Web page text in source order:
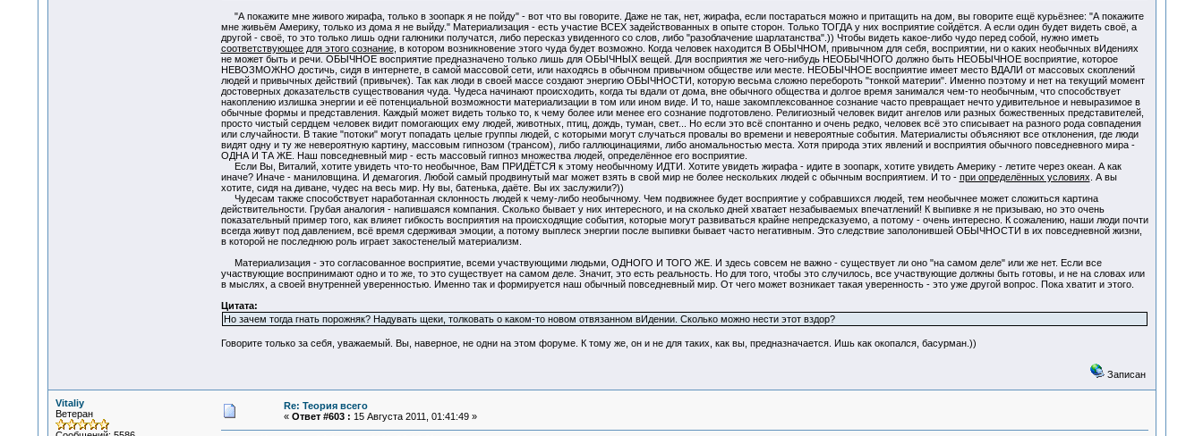
"А покажите мне живого жирафа, только в зоопарк я не пойду" - вот что вы говорите. Даже не так, нет, жирафа, если постараться можно и притащить на дом, вы говорите ещё курьёзнее: "А покажите
мне живьём Америку, только из дома я не выйду." Материализация - есть участие ВСЕХ задействованных в опыте сторон. Только ТОГДА у них восприятие сойдётся. А если один будет видеть своё, а
другой - своё, то это только лишь одни галюники получатся, либо пересказ увиденного со слов, либо "разоблачение шарлатанства".)) Чтобы видеть какое-либо чудо перед собой, нужно иметь
соответствующее для этого сознание, в котором возникновение этого чуда будет возможно. Когда человек находится В ОБЫЧНОМ, привычном для себя, восприятии, ни о каких необычных вИдениях
не может быть и речи. ОБЫЧНОЕ восприятие предназначено только лишь для ОБЫЧНЫХ вещей. Для восприятия же чего-нибудь НЕОБЫЧНОГО должно быть НЕОБЫЧНОЕ восприятие, которое
НЕВОЗМОЖНО достичь, сидя в интернете, в самой массовой сети, или находясь в обычном привычном обществе или месте. НЕОБЫЧНОЕ восприятие имеет место ВДАЛИ от массовых скоплений
людей и привычных действий (привычек). Так как люди в своей массе создают энергию ОБЫЧНОСТИ, которую весьма сложно перебороть "тонкой материи". Именно поэтому и нет на текущий момент
достоверных доказательств существования чуда. Чудеса начинают происходить, когда ты вдали от дома, вне обычного общества и долгое время занимался чем-то необычным, что способствует
накоплению излишка энергии и её потенциальной возможности материализации в том или ином виде. И то, наше закомплексованное сознание часто превращает нечто удивительное и невыразимое в
обычные формы и представления. Каждый может видеть только то, к чему более или менее его сознание подготовлено. Религиозный человек видит ангелов или разных божественных представителей,
просто чистый сердцем человек видит помогающих ему людей, животных, птиц, дождь, туман, свет... Но если это всё спонтанно и очень редко, человек всё это списывает на разного рода совпадения
или случайности. В такие "потоки" могут попадать целые группы людей, с которыми могут случаться провалы во времени и невероятные события. Материалисты объясняют все отклонения, где люди
видят одну и ту же невероятную картину, массовым гипнозом (трансом), либо галлюцинациями, либо аномальностью места. Хотя природа этих явлений и восприятия обычного повседневного мира -
ОДНА И ТА ЖЕ. Наш повседневный мир - есть массовый гипноз множества людей, определённое его восприятие.
Если Вы, Виталий, хотите увидеть что-то необычное, Вам ПРИДЁТСЯ к этому необычному ИДТИ. Хотите увидеть жирафа - идите в зоопарк, хотите увидеть Америку - летите через океан. А как
иначе? Иначе - маниловщина. И демагогия. Любой самый продвинутый маг может взять в свой мир не более нескольких людей с обычным восприятием. И то - при определённых условиях . А вы
хотите, сидя на диване, чудес на весь мир. Ну вы, батенька, даёте. Вы их заслужили?))
Чудесам также способствует наработанная склонность людей к чему-либо необычному. Чем подвижнее будет восприятие у собравшихся людей, тем необычнее может сложиться картина
действительности. Грубая аналогия - напившаяся компания. Сколько бывает у них интересного, и на сколько дней хватает незабываемых впечатлений! К выпивке я не призываю, но это очень
показательный пример того, как влияет гибкость восприятия на происходящие события, которые могут развиваться крайне непредсказуемо, а потому - очень интересно. К сожалению, наши люди почти
всегда живут под давлением, всё время сдерживая эмоции, а потому выплеск энергии после выпивки бывает часто негативным. Это следствие заполонившей ОБЫЧНОСТИ в их повседневной жизни,
в которой не последнюю роль играет закостенелый материализм.
Материализация - это согласованное восприятие, всеми участвующими людьми, ОДНОГО И ТОГО ЖЕ. И здесь совсем не важно - существует ли оно "на самом деле" или же нет. Если все
участвующие воспринимают одно и то же, то это существует на самом деле. Значит, это есть реальность. Но для того, чтобы это случилось, все участвующие должны быть готовы, и не на словах или
в мыслях, а своей внутренней уверенностью. Именно так и формируется наш обычный повседневный мир. От чего может возникает такая уверенность - это уже другой вопрос. Пока хватит и этого.
Цитата:
Но зачем тогда гнать порожняк? Надувать щеки, толковать о каком-то новом отвязанном вИдении. Сколько можно нести этот вздор?
Говорите только за себя, уважаемый. Вы, наверное, не одни на этом форуме. К тому же, он и не для таких, как вы, предназначается. Ишь как окопался, басурман.))
Записан
Vitaliy
Ветеран
Re: Теория всего
« Ответ #603 : 15 Августа 2011, 01:41:49 »